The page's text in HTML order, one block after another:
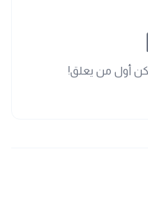
كن أول من يعلق!